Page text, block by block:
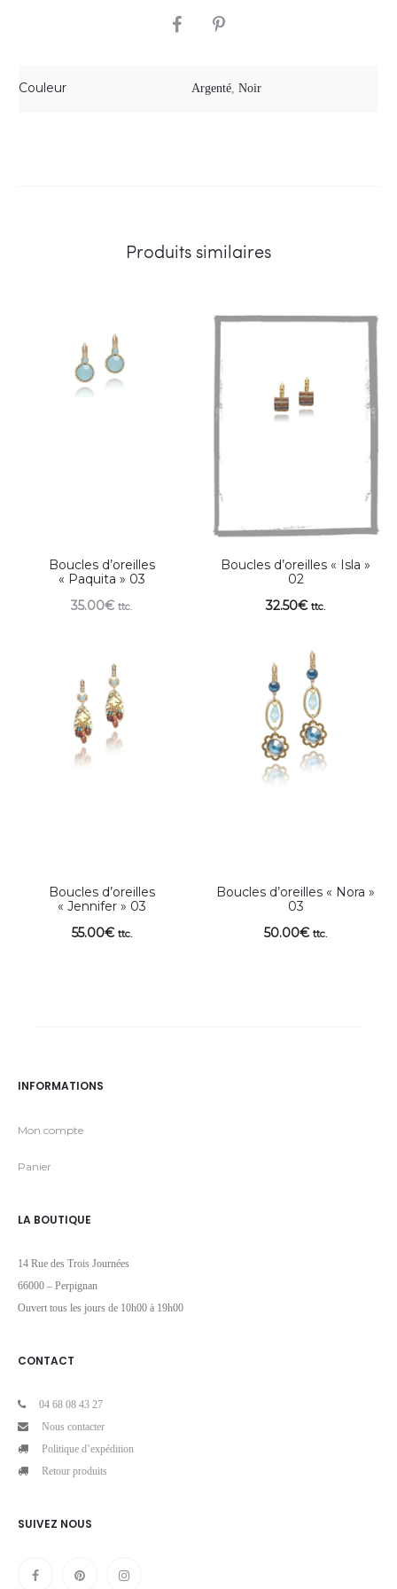
SHARE
Couleur Argenté, Noir
Produits similaires
Boucles d’oreilles
« Paquita » 03
35.00€ ttc.
Boucles d’oreilles « Isla »
02
32.50€ ttc.
Boucles d’oreilles
« Jennifer » 03
55.00€ ttc.
Boucles d’oreilles « Nora »
03
50.00€ ttc.
INFORMATIONS
Mon compte
Panier
LA BOUTIQUE
14 Rue des Trois Journées
66000 – Perpignan
Ouvert tous les jours de 10h00 à 19h00
CONTACT
04 68 08 43 27
Nous contacter
Politique d’expédition
Retour produits
SUIVEZ NOUS